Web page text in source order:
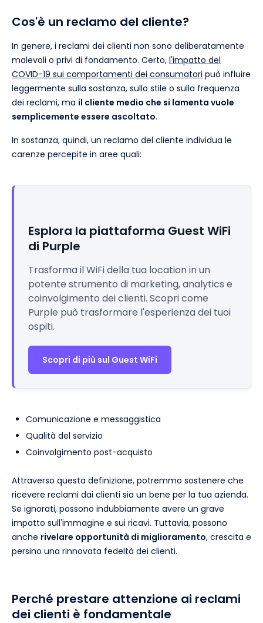
Cos'è un reclamo del cliente?
In genere, i reclami dei clienti non sono deliberatamente
malevoli o privi di fondamento. Certo, l'impatto del
COVID-19 sui comportamenti dei consumatori può influire
leggermente sulla sostanza, sullo stile o sulla frequenza
dei reclami, ma il cliente medio che si lamenta vuole
semplicemente essere ascoltato.
In sostanza, quindi, un reclamo del cliente individua le
carenze percepite in aree quali:
Esplora la piattaforma Guest WiFi
di Purple
Trasforma il WiFi della tua location in un
potente strumento di marketing, analytics e
coinvolgimento dei clienti. Scopri come
Purple può trasformare l'esperienza dei tuoi
ospiti.
Scopri di più sul Guest WiFi
Comunicazione e messaggistica
Qualità del servizio
Coinvolgimento post-acquisto
Attraverso questa definizione, potremmo sostenere che
ricevere reclami dai clienti sia un bene per la tua azienda.
Se ignorati, possono indubbiamente avere un grave
impatto sull'immagine e sui ricavi. Tuttavia, possono
anche rivelare opportunità di miglioramento, crescita e
persino una rinnovata fedeltà dei clienti.
Perché prestare attenzione ai reclami
dei clienti è fondamentale